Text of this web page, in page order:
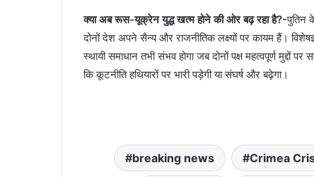
क्या अब रूस-यूक्रेन युद्ध खत्म होने की ओर बढ़ रहा है?-पुतिन
दोनों देश अपने सैन्य और राजनीतिक लक्ष्यों पर कायम हैं।
स्थायी समाधान तभी संभव होगा जब दोनों पक्ष महत्वपूर्ण मुद्दों
कि कूटनीति हथियारों पर भारी पड़ेगी या संघर्ष और बढ़ेगा।
breaking news Crimea